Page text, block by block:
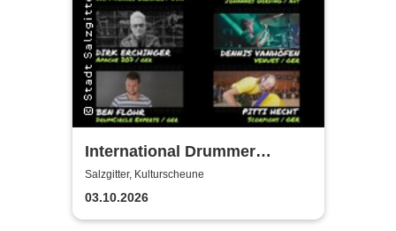
International Drummer
Meeting Konzert |
Kulturscheune
Salzgitter, Kulturscheune
03.10.2026